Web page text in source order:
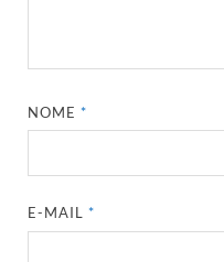
NOME*
E-MAIL*